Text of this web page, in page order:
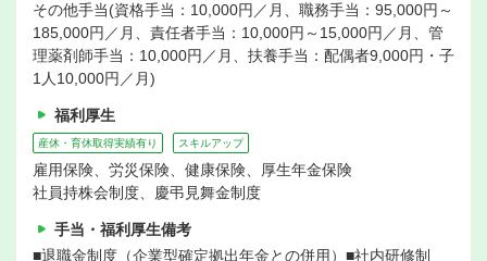
その他手当(資格手当：10,000円／月、職務手当：95,000円～
185,000円／月、責任者手当：10,000円～15,000円／月、管
理薬剤師手当：10,000円／月、扶養手当：配偶者9,000円・子
1人10,000円／月)
福利厚生
産休・育休取得実績有り スキルアップ
雇用保険、労災保険、健康保険、厚生年金保険
社員持株会制度、慶弔見舞金制度
手当・福利厚生備考
■退職金制度（企業型確定拠出年金との併用）■社内研修制